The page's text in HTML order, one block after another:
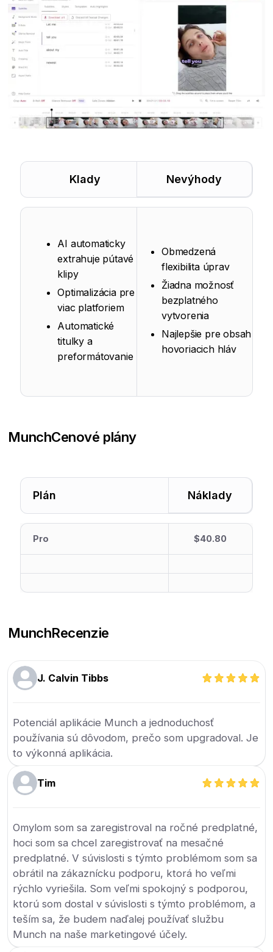
Klady Nevýhody
AI automaticky
extrahuje pútavé
klipy
Optimalizácia pre
viac platforiem
Automatické
titulky a
preformátovanie
Obmedzená
flexibilita úprav
Žiadna možnosť
bezplatného
vytvorenia
Najlepšie pre obsah
hovoriacich hláv
MunchCenové plány
Plán Náklady
Pro $40.80
MunchRecenzie
J. Calvin Tibbs
Potenciál aplikácie Munch a jednoduchosť
používania sú dôvodom, prečo som upgradoval. Je
to výkonná aplikácia.
Tim
Omylom som sa zaregistroval na ročné predplatné,
hoci som sa chcel zaregistrovať na mesačné
predplatné. V súvislosti s týmto problémom som sa
obrátil na zákaznícku podporu, ktorá ho veľmi
rýchlo vyriešila. Som veľmi spokojný s podporou,
ktorú som dostal v súvislosti s týmto problémom, a
teším sa, že budem naďalej používať službu
Munch na naše marketingové účely.